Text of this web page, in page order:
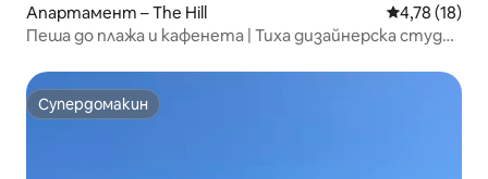
Апартамент – The Hill Средна
4,78 (18)
Пеша до плажа и кафенета | Тиха дизайнерска студио
Супердомакин
Супердомакин